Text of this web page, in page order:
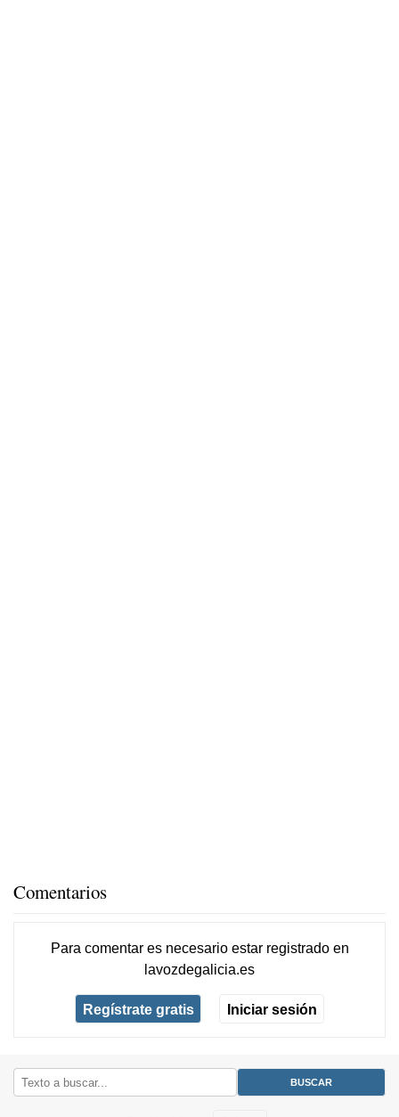
Comentarios
Para comentar es necesario estar registradoen
lavozdegalicia.es
Regístrate gratis Iniciar sesión